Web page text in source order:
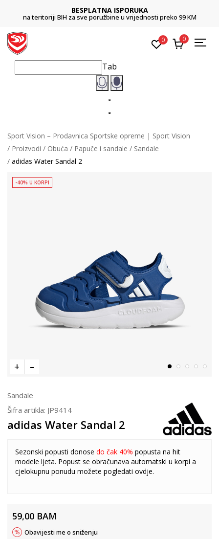
BESPLATNA ISPORUKA
na teritoriji BIH za sve poružbine u vrijednosti preko 99 KM
0 0
Tab
Sport Vision – Prodavnica Sportske opreme | Sport Vision
Proizvodi
Obuća Papuče i sandale
Sandale
adidas Water Sandal 2
-40% U KORPI
Sandale
Šifra artikla: JP9414
adidas Water Sandal 2
Sezonski popusti donose do čak 40% popusta na hit
modele ljeta. Popust se obračunava automatski u korpi a
cjelokupnu ponudu možete pogledati ovdje.
59,00 BAM
Obavijesti me o sniženju